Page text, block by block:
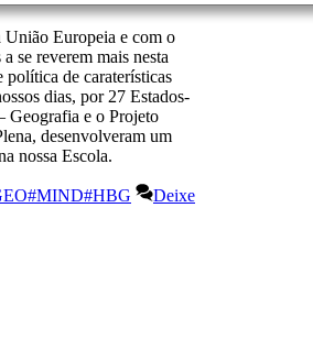
Europeia e com o
se reverem mais nesta
política de caraterísticas
dias, por 27 Estados-
Geografia e o Projeto
desenvolveram um
nossa Escola.
Deixe